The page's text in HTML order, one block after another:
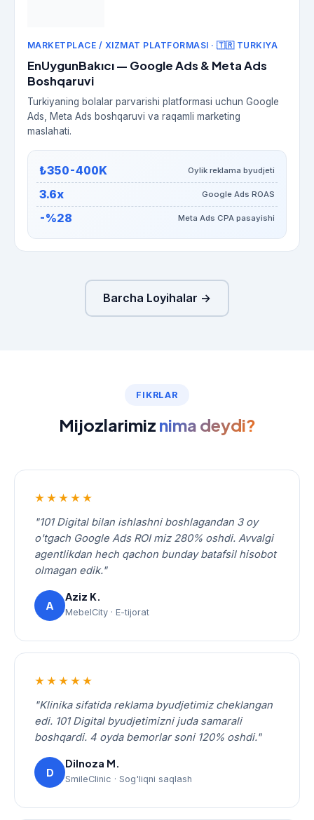
MARKETPLACE / XIZMAT PLATFORMASI · 🇹🇷 TURKIYA
EnUygunBakıcı — Google Ads & Meta Ads
Boshqaruvi
Turkiyaning bolalar parvarishi platformasi uchun Google
Ads, Meta Ads boshqaruvi va raqamli marketing
maslahati.
₺350-400K Oylik reklama byudjeti
3.6x Google Ads ROAS
-%28 Meta Ads CPA pasayishi
Barcha Loyihalar →
FIKRLAR
Mijozlarimiz nima deydi?
★★★★★
"101 Digital bilan ishlashni boshlagandan 3 oy
o'tgach Google Ads ROI miz 280% oshdi. Avvalgi
agentlikdan hech qachon bunday batafsil hisobot
olmagan edik."
A
Aziz K.
MebelCity · E-tijorat
★★★★★
"Klinika sifatida reklama byudjetimiz cheklangan
edi. 101 Digital byudjetimizni juda samarali
boshqardi. 4 oyda bemorlar soni 120% oshdi."
D
Dilnoza M.
SmileClinic · Sog'liqni saqlash